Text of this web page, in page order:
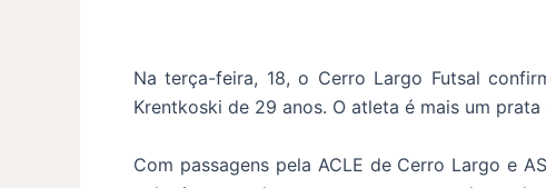
Na terça-feira, 18, o Cerro Largo Futsal
Krentkoski de 29 anos. O atleta é mais um
Com passagens pela ACLE de Cerro Largo e